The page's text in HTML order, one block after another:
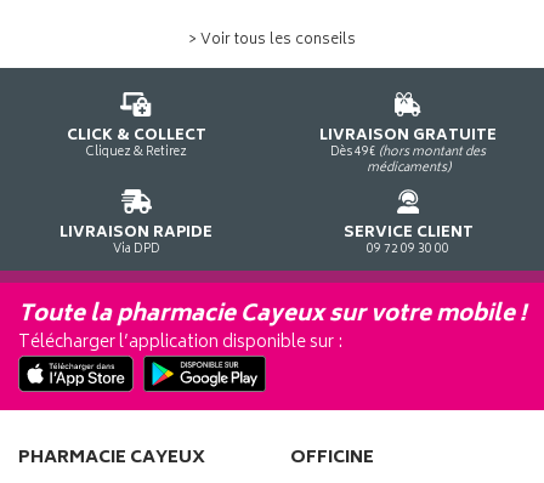
> Voir tous les conseils
CLICK & COLLECT
Cliquez & Retirez
LIVRAISON GRATUITE
Dès 49€ (hors montant des
médicaments)
LIVRAISON RAPIDE
Via DPD
SERVICE CLIENT
09 72 09 30 00
Toute la pharmacie Cayeux sur votre mobile !
Télécharger l’application disponible sur :
PHARMACIE CAYEUX OFFICINE